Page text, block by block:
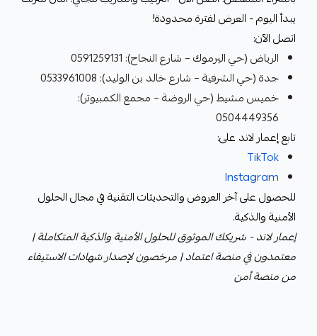
يبدأ اليوم - العرض لفترة محدودة!
اتصل الآن:
الرياض (حي اليرموك – شارع النجاح): 0591259131
جدة (حي الشرفية – شارع خالد بن الوليد): 0533961008
خميس مشيط (حي الروضة – مجمع الكمبيوتر):
0504449356
تابع إعمار لاند على:
TikTok
Instagram
للحصول على آخر العروض والتحديثات التقنية في مجال الحلول
الأمنية والذكية.
إعمار لاند - شريكك الموثوق للحلول الأمنية والذكية المتكاملة |
معتمدون في منصة اعتماد | مرخصون لإصدار شهادات الاستيفاء
من منصة أمن